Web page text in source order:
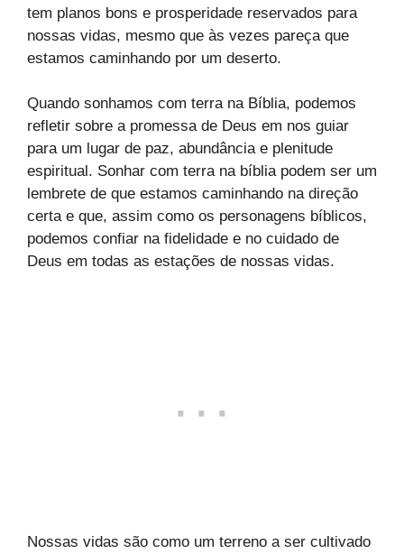
tem planos bons e prosperidade reservados para
nossas vidas, mesmo que às vezes pareça que
estamos caminhando por um deserto.
Quando sonhamos com terra na Bíblia, podemos
refletir sobre a promessa de Deus em nos guiar
para um lugar de paz, abundância e plenitude
espiritual. Sonhar com terra na bíblia podem ser um
lembrete de que estamos caminhando na direção
certa e que, assim como os personagens bíblicos,
podemos confiar na fidelidade e no cuidado de
Deus em todas as estações de nossas vidas.
Nossas vidas são como um terreno a ser cultivado